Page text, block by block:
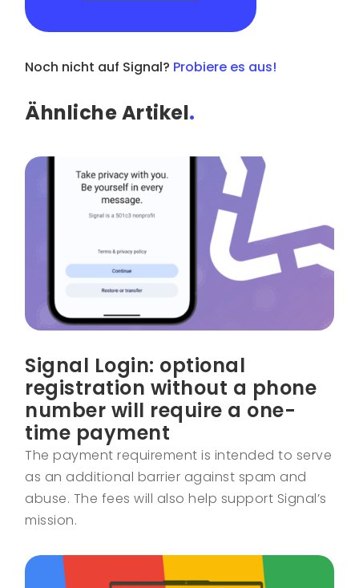
Noch nicht auf Signal? Probiere es aus!
Ähnliche Artikel.
Signal Login: optional
registration without a phone
number will require a one-
time payment
The payment requirement is intended to serve
as an additional barrier against spam and
abuse. The fees will also help support Signal’s
mission.